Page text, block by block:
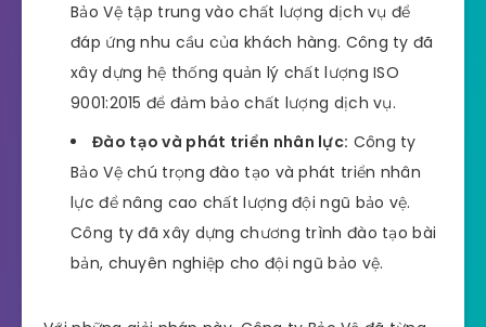
Bảo Vệ tập trung vào chất lượng dịch vụ để
đáp ứng nhu cầu của khách hàng. Công ty đã
xây dựng hệ thống quản lý chất lượng ISO
9001:2015 để đảm bảo chất lượng dịch vụ.
Đào tạo và phát triển nhân lực: Công ty
Bảo Vệ chú trọng đào tạo và phát triển nhân
lực để nâng cao chất lượng đội ngũ bảo vệ.
Công ty đã xây dựng chương trình đào tạo bài
bản, chuyên nghiệp cho đội ngũ bảo vệ.